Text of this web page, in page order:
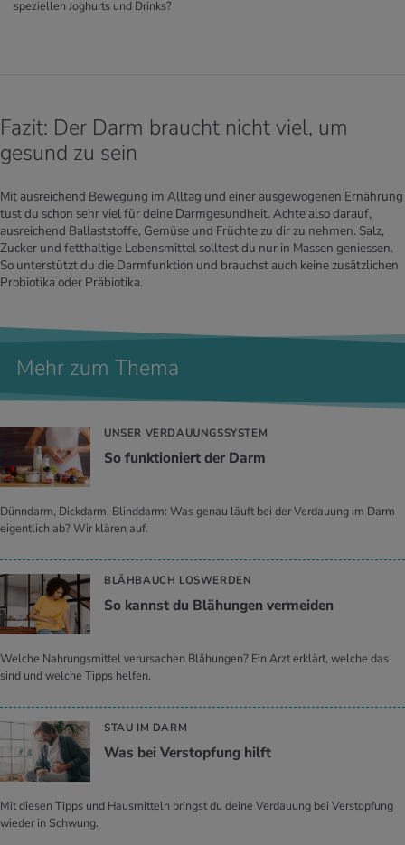
speziellen Joghurts und Drinks?
Fazit: Der Darm braucht nicht viel, um
gesund zu sein
Mit ausreichend Bewegung im Alltag und einer ausgewogenen Ernährung
tust du schon sehr viel für deine Darmgesundheit. Achte also darauf,
ausreichend Ballaststoffe, Gemüse und Früchte zu dir zu nehmen. Salz,
Zucker und fetthaltige Lebensmittel solltest du nur in Massen geniessen.
So unterstützt du die Darmfunktion und brauchst auch keine zusätzlichen
Probiotika oder Präbiotika.
Mehr zum Thema
UNSER VERDAUUNGSSYSTEM
So funk­tio­niert der Darm
Dünndarm, Dickdarm, Blinddarm: Was genau läuft bei der Verdauung im Darm
eigentlich ab? Wir klären auf.
BLÄHBAUCH LOSWERDEN
So kannst du Blä­hun­gen ver­mei­den
Welche Nahrungsmittel verursachen Blähungen? Ein Arzt erklärt, welche das
sind und welche Tipps helfen.
STAU IM DARM
Was bei Ver­stop­fung hilft
Mit diesen Tipps und Hausmitteln bringst du deine Verdauung bei Verstopfung
wieder in Schwung.